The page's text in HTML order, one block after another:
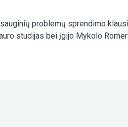
problemų sprendimo
studijas bei įgijo Mykolo